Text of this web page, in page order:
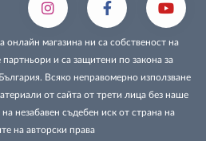
онлайн магазина ни са собственост на
и са защитени по закона за
Всяко неправомерно използване
от сайта от трети лица без наше
незабавен съдебен иск от страна на
на авторски права